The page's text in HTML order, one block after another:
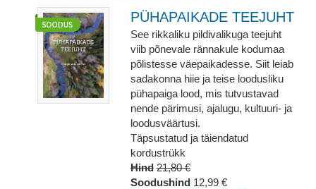
PÜHAPAIKADE TEEJUHT
See rikkaliku pildivalikuga teejuht
viib põnevale rännakule kodumaa
põlistesse väepaikadesse. Siit leiab
sadakonna hiie ja teise loodusliku
pühapaiga lood, mis tutvustavad
nende pärimusi, ajalugu, kultuuri- ja
loodusväärtusi.
Täpsustatud ja täiendatud
kordustrükk
Hind 21,80 €
Soodushind 12,99 €